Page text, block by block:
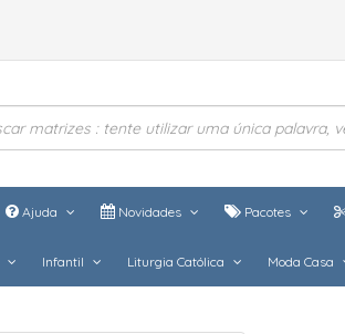
Ajuda Novidades Pacotes
Infantil Liturgia Católica Moda Casa